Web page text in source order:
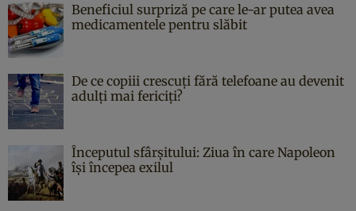
Beneficiul surpriză pe care le-ar putea avea
medicamentele pentru slăbit
De ce copiii crescuți fără telefoane au devenit
adulți mai fericiți?
Începutul sfârşitului: Ziua în care Napoleon
îşi începea exilul